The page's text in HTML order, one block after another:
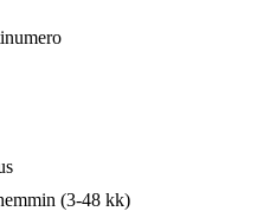
(3-48 kk)